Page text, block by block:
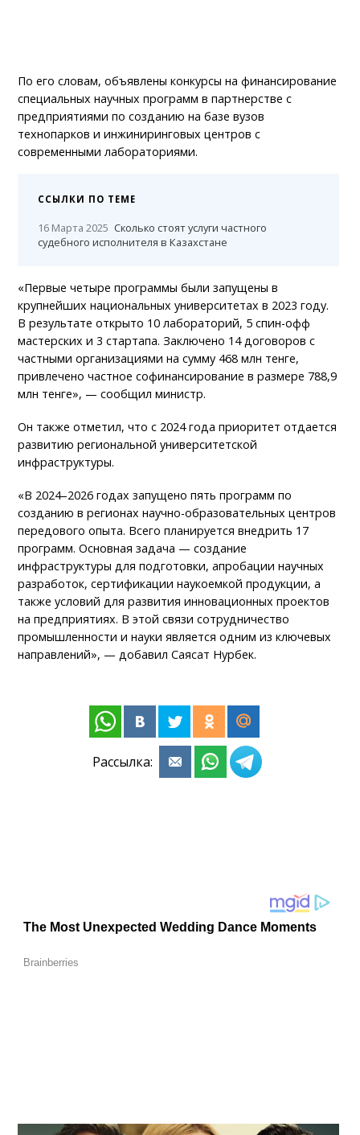
По его словам, объявлены конкурсы на финансирование
специальных научных программ в партнерстве с
предприятиями по созданию на базе вузов
технопарков и инжиниринговых центров с
современными лабораториями.
ССЫЛКИ ПО ТЕМЕ
16 Марта 2025 Сколько стоят услуги частного
судебного исполнителя в Казахстане
«Первые четыре программы были запущены в
крупнейших национальных университетах в 2023 году.
В результате открыто 10 лабораторий, 5 спин-офф
мастерских и 3 стартапа. Заключено 14 договоров с
частными организациями на сумму 468 млн тенге,
привлечено частное софинансирование в размере 788,9
млн тенге», — сообщил министр.
Он также отметил, что с 2024 года приоритет отдается
развитию региональной университетской
инфраструктуры.
«В 2024–2026 годах запущено пять программ по
созданию в регионах научно-образовательных центров
передового опыта. Всего планируется внедрить 17
программ. Основная задача — создание
инфраструктуры для подготовки, апробации научных
разработок, сертификации наукоемкой продукции, а
также условий для развития инновационных проектов
на предприятиях. В этой связи сотрудничество
промышленности и науки является одним из ключевых
направлений», — добавил Саясат Нурбек.
Рассылка: